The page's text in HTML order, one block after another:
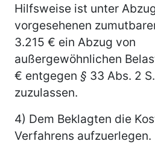
Hilfsweise ist unter
vorgesehenen
3.215 € ein Abzug von
außergewöhnlichen
€ entgegen § 33 Abs. 2
zuzulassen.
4) Dem Beklagten die
Verfahrens aufzuerlegen.